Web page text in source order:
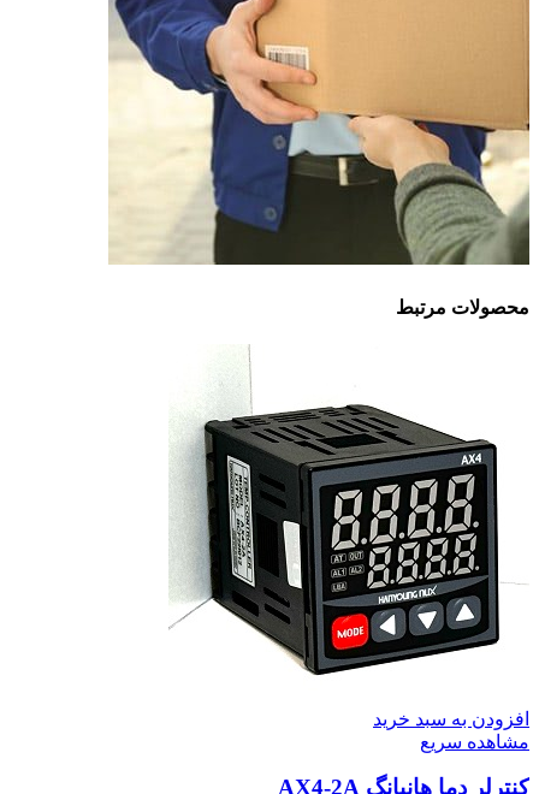
محصولات مرتبط
افزودن به سبد خرید
مشاهده سریع
کنترلر دما هانیانگ AX4-2A